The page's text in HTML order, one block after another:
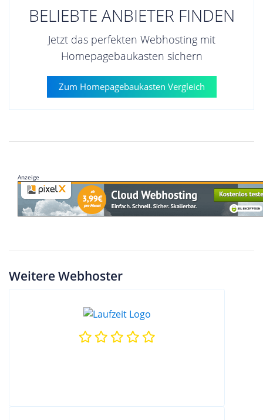
BELIEBTE ANBIETER FINDEN
Jetzt das perfekten Webhosting mit
Homepagebaukasten sichern
Zum Homepagebaukasten Vergleich
Anzeige
Weitere Webhoster